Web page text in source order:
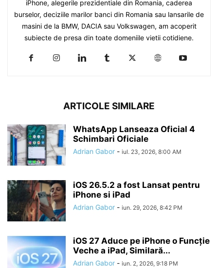
iPhone, alegerile prezidentiale din Romania, caderea
burselor, deciziile marilor banci din Romania sau lansarile de
masini de la BMW, DACIA sau Volkswagen, am acoperit
subiecte de presa din toate domeniile vietii cotidiene.
ARTICOLE SIMILARE
WhatsApp Lanseaza Oficial 4
Schimbari Oficiale
Adrian Gabor - iul. 23, 2026, 8:00 AM
iOS 26.5.2 a fost Lansat pentru
iPhone si iPad
Adrian Gabor - iun. 29, 2026, 8:42 PM
iOS 27 Aduce pe iPhone o Funcție
Veche a iPad, Similară...
Adrian Gabor - iun. 2, 2026, 9:18 PM